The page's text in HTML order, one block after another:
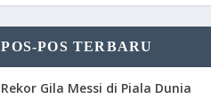
POS-POS TERBARU
Rekor Gila Messi di Piala Dunia